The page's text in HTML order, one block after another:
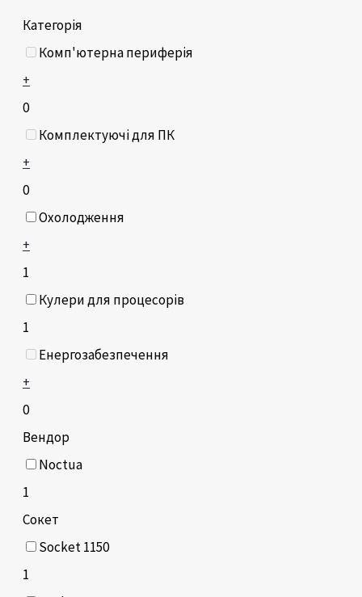
Категорія
Комп'ютерна периферія
+
0
Комплектуючі для ПК
+
0
Охолодження
+
1
Кулери для процесорів
1
Енергозабезпечення
+
0
Вендор
Noctua
1
Сокет
Socket 1150
1